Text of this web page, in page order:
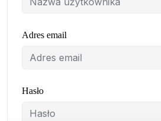
Adres email
Hasło